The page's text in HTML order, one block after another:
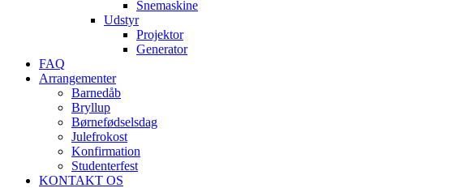
Snemaskine
Udstyr
Projektor
Generator
FAQ
Arrangementer
Barnedåb
Bryllup
Børnefødselsdag
Julefrokost
Konfirmation
Studenterfest
KONTAKT OS